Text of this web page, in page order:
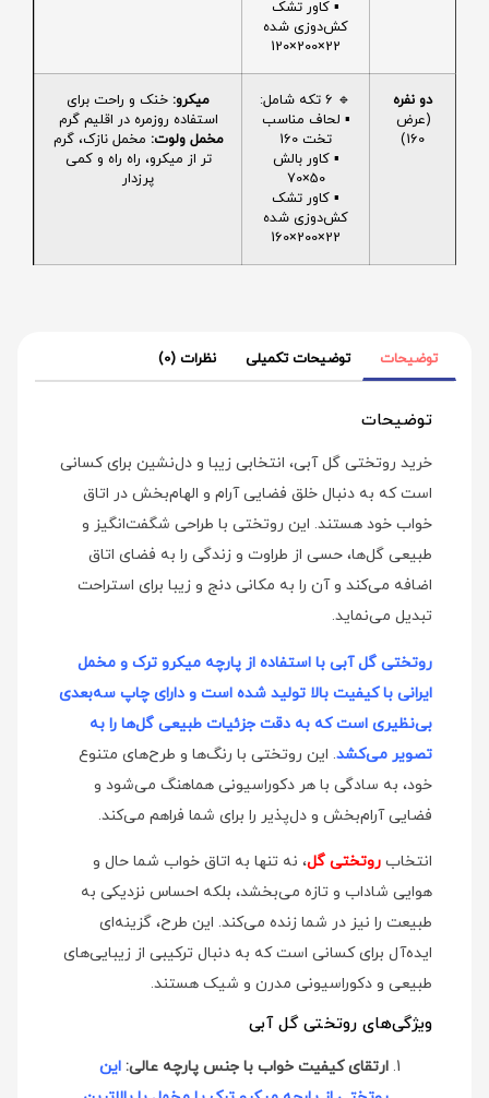
▪️ کاور تشک
کش‌دوزی شده
22×200×120
دو نفره
(عرض
160)
🔹 6 تکه شامل:
▪️ لحاف مناسب
تخت 160
▪️ کاور بالش
50×70
▪️ کاور تشک
کش‌دوزی شده
22×200×160
میکرو: خنک و راحت برای
استفاده روزمره در اقلیم گرم
مخمل ولوت: مخمل نازک، گرم
تر از میکرو، راه راه و کمی
پرزدار
توضیحات توضیحات تکمیلی نظرات (0)
توضیحات
خرید روتختی گل آبی، انتخابی زیبا و دل‌نشین برای کسانی
است که به دنبال خلق فضایی آرام و الهام‌بخش در اتاق
خواب خود هستند. این روتختی با طراحی شگفت‌انگیز و
طبیعی گل‌ها، حسی از طراوت و زندگی را به فضای اتاق
اضافه می‌کند و آن را به مکانی دنج و زیبا برای استراحت
تبدیل می‌نماید.
روتختی گل آبی با استفاده از پارچه میکرو ترک و مخمل
ایرانی با کیفیت بالا تولید شده است و دارای چاپ سه‌بعدی
بی‌نظیری است که به دقت جزئیات طبیعی گل‌ها را به
تصویر می‌کشد. این روتختی با رنگ‌ها و طرح‌های متنوع
خود، به سادگی با هر دکوراسیونی هماهنگ می‌شود و
فضایی آرام‌بخش و دل‌پذیر را برای شما فراهم می‌کند.
انتخاب روتختی گل، نه تنها به اتاق خواب شما حال و
هوایی شاداب و تازه می‌بخشد، بلکه احساس نزدیکی به
طبیعت را نیز در شما زنده می‌کند. این طرح، گزینه‌ای
ایده‌آل برای کسانی است که به دنبال ترکیبی از زیبایی‌های
طبیعی و دکوراسیونی مدرن و شیک هستند.
ویژگی‌های روتختی گل آبی
ارتقای کیفیت خواب با جنس پارچه عالی: این